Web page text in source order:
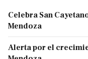
Celebra San
Mendoza
Alerta por el